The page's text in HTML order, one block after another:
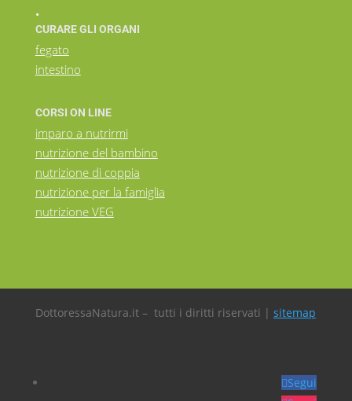
•
CURARE GLI ORGANI
fegato
intestino
CORSI ON LINE
imparo a nutrirmi
nutrizione del bambino
nutrizione di coppia
nutrizione per la famiglia
nutrizione VEG
DottoressaNatura.it – tutti i diritti riservati | sitemap
Segui